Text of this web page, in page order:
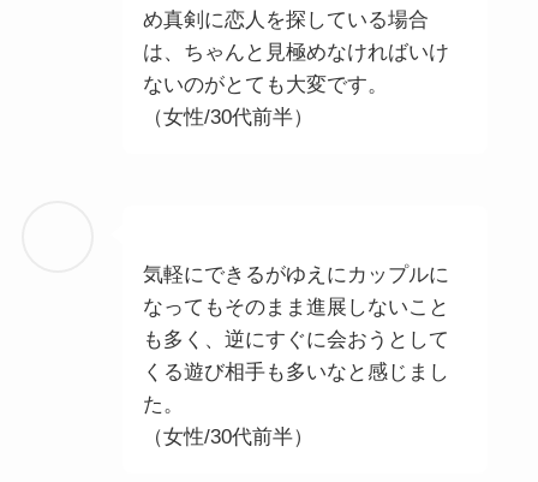
め真剣に恋人を探している場合
は、ちゃんと見極めなければいけ
ないのがとても大変です。
（女性/30代前半）
気軽にできるがゆえにカップルに
なってもそのまま進展しないこと
も多く、逆にすぐに会おうとして
くる遊び相手も多いなと感じまし
た。
（女性/30代前半）